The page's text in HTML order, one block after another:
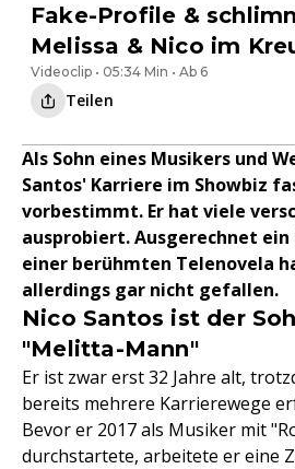
Fake-Profile &
Melissa & Nico im
Videoclip • 05:34 Min • Ab 6
Teilen
Als Sohn eines Musikers und
Santos' Karriere im Showbiz
vorbestimmt. Er hat viele
ausprobiert. Ausgerechnet ein
einer berühmten Telenovela
allerdings gar nicht gefallen.
Nico Santos ist der
"Melitta-Mann"
Er ist zwar erst 32 Jahre alt,
bereits mehrere Karrierewege
Bevor er 2017 als Musiker mit
durchstartete, arbeitete er eine